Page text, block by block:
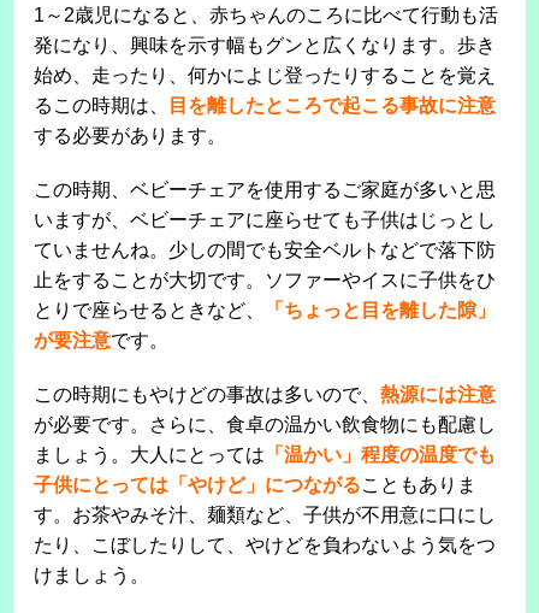
1～2歳児になると、赤ちゃんのころに比べて行動も活
発になり、興味を示す幅もグンと広くなります。歩き
始め、走ったり、何かによじ登ったりすることを覚え
るこの時期は、
目を離したところで起こる事故に注意
する必要があります。
この時期、ベビーチェアを使用するご家庭が多いと思
いますが、ベビーチェアに座らせても子供はじっとし
ていませんね。少しの間でも安全ベルトなどで落下防
止をすることが大切です。ソファーやイスに子供をひ
とりで座らせるときなど、
「ちょっと目を離した隙」
が要注意です。
この時期にもやけどの事故は多いので、熱源には注意
が必要です。さらに、食卓の温かい飲食物にも配慮し
ましょう。大人にとっては 「温かい」程度の温度でも
子供にとっては「やけど」につながることもありま
す。お茶やみそ汁、麺類など、子供が不用意に口にし
たり、こぼしたりして、やけどを負わないよう気をつ
けましょう。